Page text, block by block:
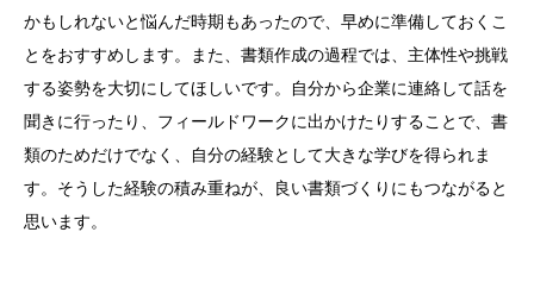
かもしれないと悩んだ時期もあったので、早めに準備しておくこ
とをおすすめします。また、書類作成の過程では、主体性や挑戦
する姿勢を大切にしてほしいです。自分から企業に連絡して話を
聞きに行ったり、フィールドワークに出かけたりすることで、書
類のためだけでなく、自分の経験として大きな学びを得られま
す。そうした経験の積み重ねが、良い書類づくりにもつながると
思います。